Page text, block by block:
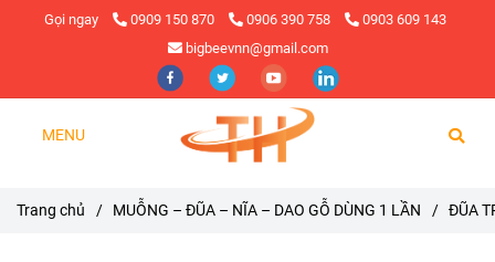
Gọi ngay 0909 150 870 0906 390 758
0903 609 143
bigbeevnn@gmail.com
MENU
Trang chủ / MUỖNG – ĐŨA – NĨA – DAO GỖ DÙNG 1 LẦN / ĐŨA